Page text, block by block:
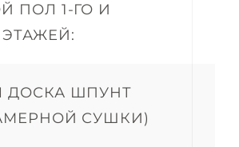
ПОЛ 1-ГО И
ДОСКА ШПУНТ
СУШКИ)